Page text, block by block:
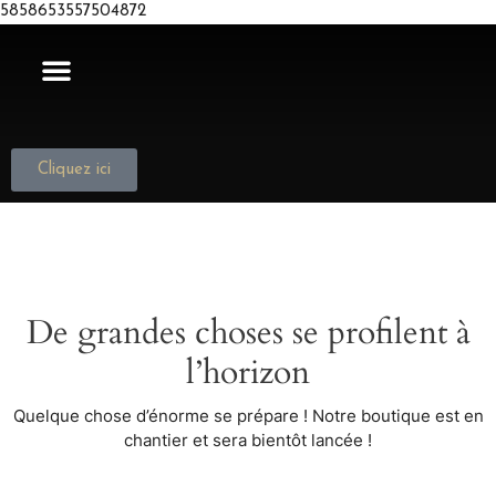
5858653557504872
Cliquez ici
De grandes choses se profilent à
l’horizon
Quelque chose d’énorme se prépare ! Notre boutique est en
chantier et sera bientôt lancée !